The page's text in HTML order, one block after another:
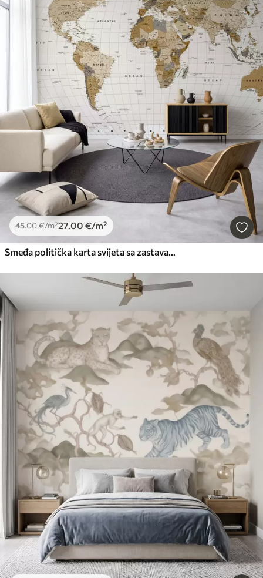
45.00€/m²27.00 €/m²
Smeđa politička karta svijeta sa zastavama na engleskom jeziku